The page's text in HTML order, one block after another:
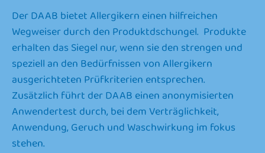
Der DAAB bietet Allergikern einen hilfreichen
Wegweiser durch den Produktdschungel. Produkte
erhalten das Siegel nur, wenn sie den strengen und
speziell an den Bedürfnissen von Allergikern
ausgerichteten Prüfkriterien entsprechen.
Zusätzlich führt der DAAB einen anonymisierten
Anwendertest durch, bei dem Verträglichkeit,
Anwendung, Geruch und Waschwirkung im fokus
stehen.